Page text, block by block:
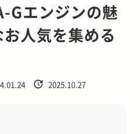
Gエンジンの魅
人気を集める
2025.10.27